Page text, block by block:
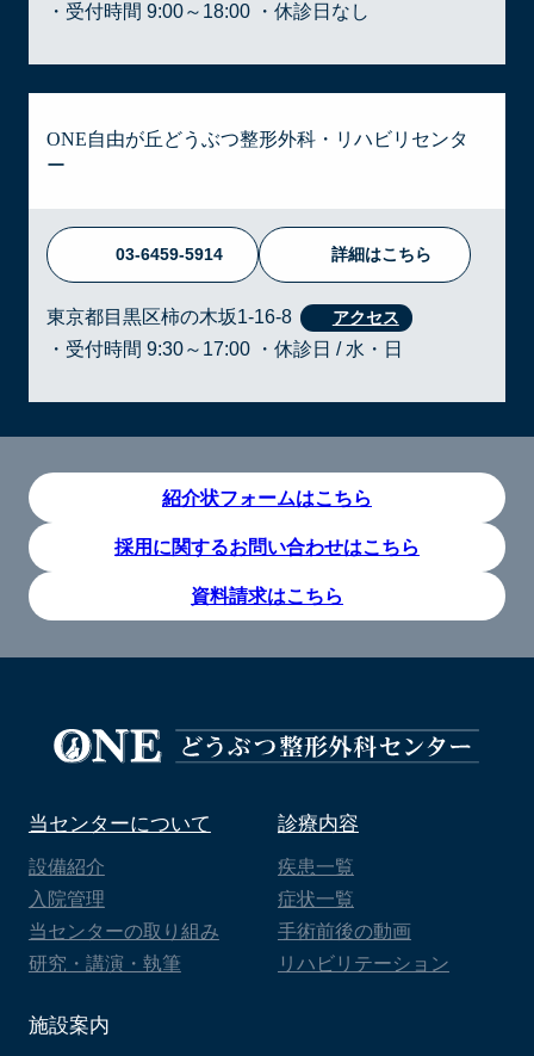
・受付時間 9:00～18:00 ・休診日なし
ONE自由が丘どうぶつ整形外科・リハビリセンタ
ー
03-6459-5914 詳細はこちら
東京都目黒区柿の木坂1-16-8
・受付時間 9:30～17:00 ・休診日 / 水・日
紹介状フォームはこちら
採用に関するお問い合わせはこちら
資料請求はこちら
当センターについて
設備紹介
入院管理
当センターの取り組み
研究・講演・執筆
診療内容
疾患一覧
症状一覧
手術前後の動画
リハビリテーション
施設案内